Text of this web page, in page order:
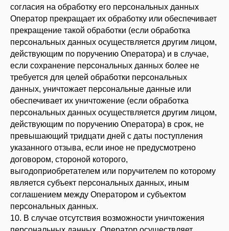
согласия на обработку его персональных данных
Оператор прекращает их обработку или обеспечивает
прекращение такой обработки (если обработка
персональных данных осуществляется другим лицом,
действующим по поручению Оператора) и в случае,
если сохранение персональных данных более не
требуется для целей обработки персональных
данных, уничтожает персональные данные или
обеспечивает их уничтожение (если обработка
персональных данных осуществляется другим лицом,
действующим по поручению Оператора) в срок, не
превышающий тридцати дней с даты поступления
указанного отзыва, если иное не предусмотрено
договором, стороной которого,
выгодоприобретателем или поручителем по которому
является субъект персональных данных, иным
соглашением между Оператором и субъектом
персональных данных.
10. В случае отсутствия возможности уничтожения